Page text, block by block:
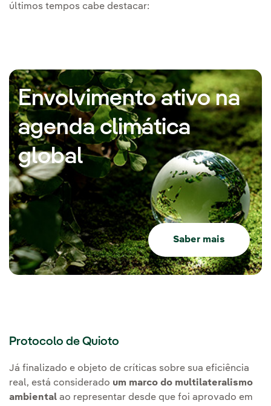
últimos tempos cabe destacar:
Envolvimento ativo na
agenda climática
global
Saber mais
Protocolo de Quioto
Já finalizado e objeto de críticas sobre sua eficiência
real, está considerado um marco do multilateralismo
ambiental ao representar desde que foi aprovado em